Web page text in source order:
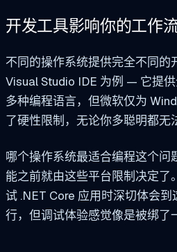
开发工具影响你的工作
不同的操作系统提供完全不同的
Visual Studio IDE 为例 — 它提
多种编程语言，但微软仅为
了硬性限制，无论你多聪明都无
哪个操作系统最适合编程这个问
能之前就由这些平台限制决定
试 .NET Core 应用时深切体会
行，但调试体验感觉像是被绑了